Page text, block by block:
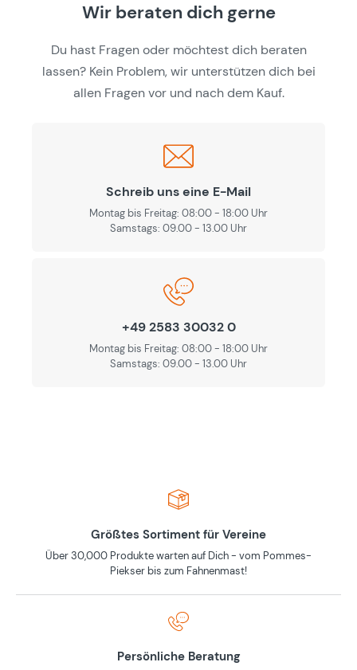
Wir beraten dich gerne
Du hast Fragen oder möchtest dich beraten
lassen? Kein Problem, wir unterstützen dich bei
allen Fragen vor und nach dem Kauf.
Schreib uns eine E-Mail
Montag bis Freitag: 08:00 - 18:00 Uhr
Samstags: 09.00 - 13.00 Uhr
+49 2583 30032 0
Montag bis Freitag: 08:00 - 18:00 Uhr
Samstags: 09.00 - 13.00 Uhr
Größtes Sortiment für Vereine
Über 30,000 Produkte warten auf Dich - vom Pommes-
Piekser bis zum Fahnenmast!
Persönliche Beratung